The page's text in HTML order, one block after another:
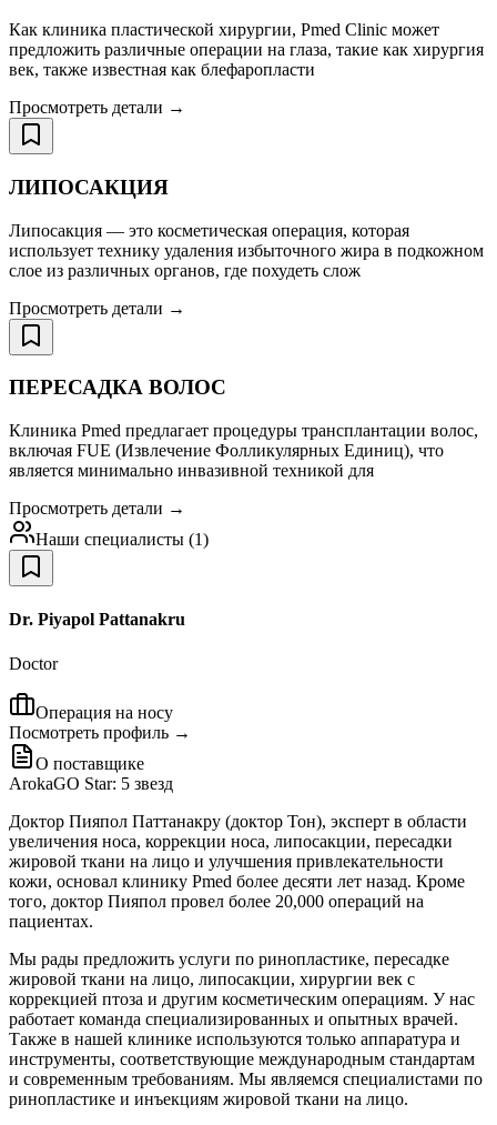
Как клиника пластической хирургии, Pmed Clinic может
предложить различные операции на глаза, такие как хирургия
век, также известная как блефаропласти
Просмотреть детали →
ЛИПОСАКЦИЯ
Липосакция — это косметическая операция, которая
использует технику удаления избыточного жира в подкожном
слое из различных органов, где похудеть слож
Просмотреть детали →
ПЕРЕСАДКА ВОЛОС
Клиника Pmed предлагает процедуры трансплантации волос,
включая FUE (Извлечение Фолликулярных Единиц), что
является минимально инвазивной техникой для
Просмотреть детали →
Наши специалисты (1)
Dr. Piyapol Pattanakru
Doctor
Операция на носу
Посмотреть профиль →
О поставщике
ArokaGO Star: 5 звезд
Доктор Пияпол Паттанакру (доктор Тон), эксперт в области
увеличения носа, коррекции носа, липосакции, пересадки
жировой ткани на лицо и улучшения привлекательности
кожи, основал клинику Pmed более десяти лет назад. Кроме
того, доктор Пияпол провел более 20,000 операций на
пациентах.
Мы рады предложить услуги по ринопластике, пересадке
жировой ткани на лицо, липосакции, хирургии век с
коррекцией птоза и другим косметическим операциям. У нас
работает команда специализированных и опытных врачей.
Также в нашей клинике используются только аппаратура и
инструменты, соответствующие международным стандартам
и современным требованиям. Мы являемся специалистами по
ринопластике и инъекциям жировой ткани на лицо.